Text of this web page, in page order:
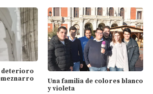
deterioro
Una familia de colores blanco
y violeta